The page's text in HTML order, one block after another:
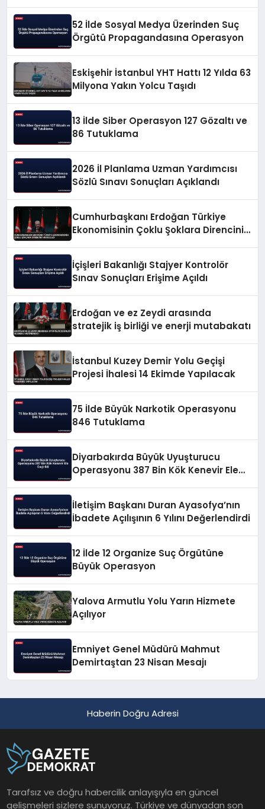
52 İlde Sosyal Medya Üzerinden Suç
Örgütü Propagandasına Operasyon
Eskişehir İstanbul YHT Hattı 12 Yılda 63
Milyona Yakın Yolcu Taşıdı
13 İlde Siber Operasyon 127 Gözaltı ve
86 Tutuklama
2026 İl Planlama Uzman Yardımcısı
Sözlü Sınavı Sonuçları Açıklandı
Cumhurbaşkanı Erdoğan Türkiye
Ekonomisinin Çoklu Şoklara Direncini
İçişleri Bakanlığı Stajyer Kontrolör
Sınav Sonuçları Erişime Açıldı
Erdoğan ve ez Zeydi arasında
stratejik iş birliği ve enerji mutabakatı
İstanbul Kuzey Demir Yolu Geçişi
Projesi İhalesi 14 Ekimde Yapılacak
75 İlde Büyük Narkotik Operasyonu
846 Tutuklama
Diyarbakırda Büyük Uyuşturucu
Operasyonu 387 Bin Kök Kenevir Ele
İletişim Başkanı Duran Ayasofya’nın
İbadete Açılışının 6 Yılını Değerlendirdi
12 İlde 12 Organize Suç Örgütüne
Büyük Operasyon
Yalova Armutlu Yolu Yarın Hizmete
Açılıyor
Emniyet Genel Müdürü Mahmut
Demirtaştan 23 Nisan Mesajı
Haberin Doğru Adresi
Tarafsız ve doğru habercilik anlayışıyla en güncel
gelişmeleri sizlere sunuyoruz. Türkiye ve dünyadan son